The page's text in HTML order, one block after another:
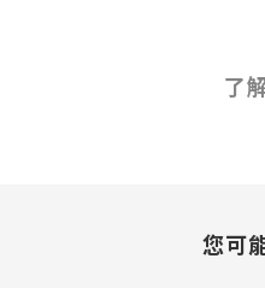
了
您可